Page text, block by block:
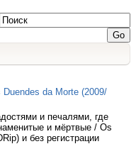
da Morte (2009/
и печалями, где
и мёртвые / Os
и без регистрации